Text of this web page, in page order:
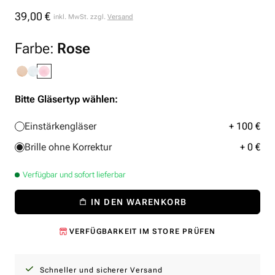
Normaler
39,00 € inkl. MwSt. zzgl. Versand
Farbe: Rose
Bitte Gläsertyp wählen:
Einstärkengläser
+ 100 €
Brille ohne Korrektur
+ 0 €
Verfügbar und sofort lieferbar
IN DEN WARENKORB
VERFÜGBARKEIT IM STORE PRÜFEN
Schneller und sicherer Versand